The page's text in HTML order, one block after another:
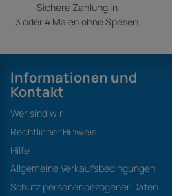
Sichere Zahlung in
3 oder 4 Malen ohne Spesen
Informationen und
Kontakt
Wer sind wir
Rechtlicher Hinweis
Hilfe
Allgemeine Verkaufsbedingungen
Schutz personenbezogener Daten